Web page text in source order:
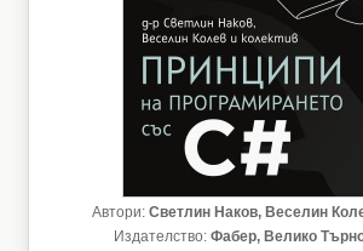
Автори: Светлин Наков, Веселин
Издателство: Фабер, Велико